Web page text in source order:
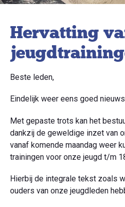
Hervatting
Beste leden,
Eindelijk weer eens goed
Met gepaste trots kan het
dankzij de geweldige inzet van
vanaf komende maandag weer
trainingen voor onze jeugd t/m
Hierbij de integrale tekst zoals
ouders van onze jeugdleden